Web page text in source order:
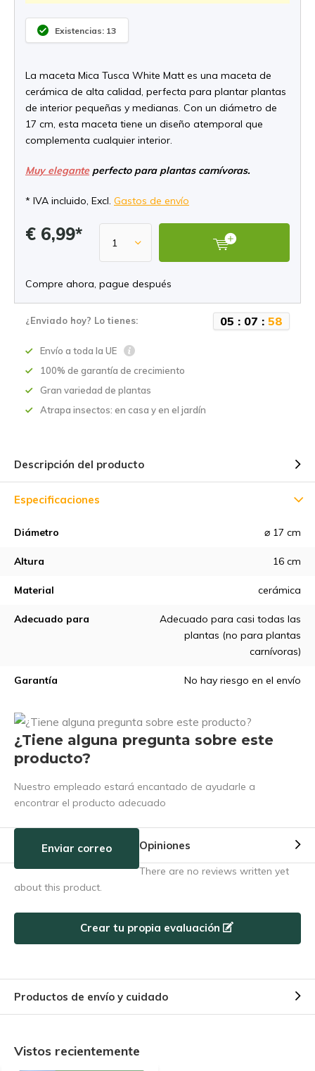
Existencias: 13
La maceta Mica Tusca White Matt es una maceta de
cerámica de alta calidad, perfecta para plantar plantas
de interior pequeñas y medianas. Con un diámetro de
17 cm, esta maceta tiene un diseño atemporal que
complementa cualquier interior.
Muy eleganteperfecto para plantas carnívoras.
* IVA incluido, Excl. Gastos de envío
€ 6,99*
Compre ahora, pague después
¿Enviado hoy? Lo tienes: 05 : 07 : 58
Envío a toda la UE
100% de garantía de crecimiento
Gran variedad de plantas
Atrapa insectos: en casa y en el jardín
Descripción del producto
Especificaciones
Diámetro ⌀ 17 cm
Altura 16 cm
Material cerámica
Adecuado para
Adecuado para casi todas las
plantas (no para plantas
carnívoras)
Garantía No hay riesgo en el envío
¿Tiene alguna pregunta sobre este
producto?
Nuestro empleado estará encantado de ayudarle a
encontrar el producto adecuado
Enviar correo Opiniones
There are no reviews written yet
about this product.
Crear tu propia evaluación
Productos de envío y cuidado
Vistos recientemente